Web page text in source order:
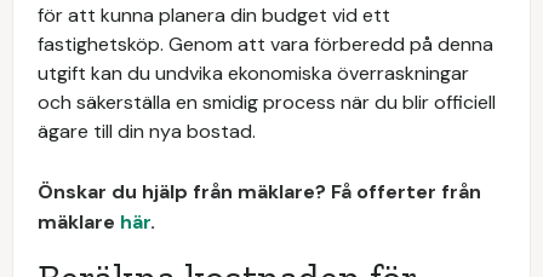
för att kunna planera din budget vid ett
fastighetsköp. Genom att vara förberedd på denna
utgift kan du undvika ekonomiska överraskningar
och säkerställa en smidig process när du blir officiell
ägare till din nya bostad.
Önskar du hjälp från mäklare? Få offerter från
mäklare här.